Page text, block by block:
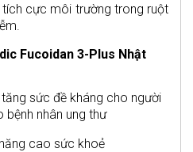
tích cực môi trường trong ruột
Fucoidan 3-Plus Nhật
sức đề kháng cho người
nhân ung thư
cao sức khoẻ